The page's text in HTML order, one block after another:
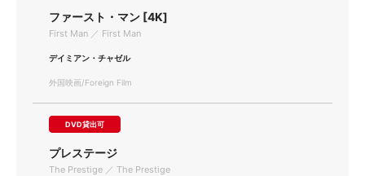
ファースト・マン [4K]
First Man ／ First Man
デイミアン・チャゼル
外国映画/Foreign Film
DVD貸出可
プレステージ
The Prestige ／ The Prestige